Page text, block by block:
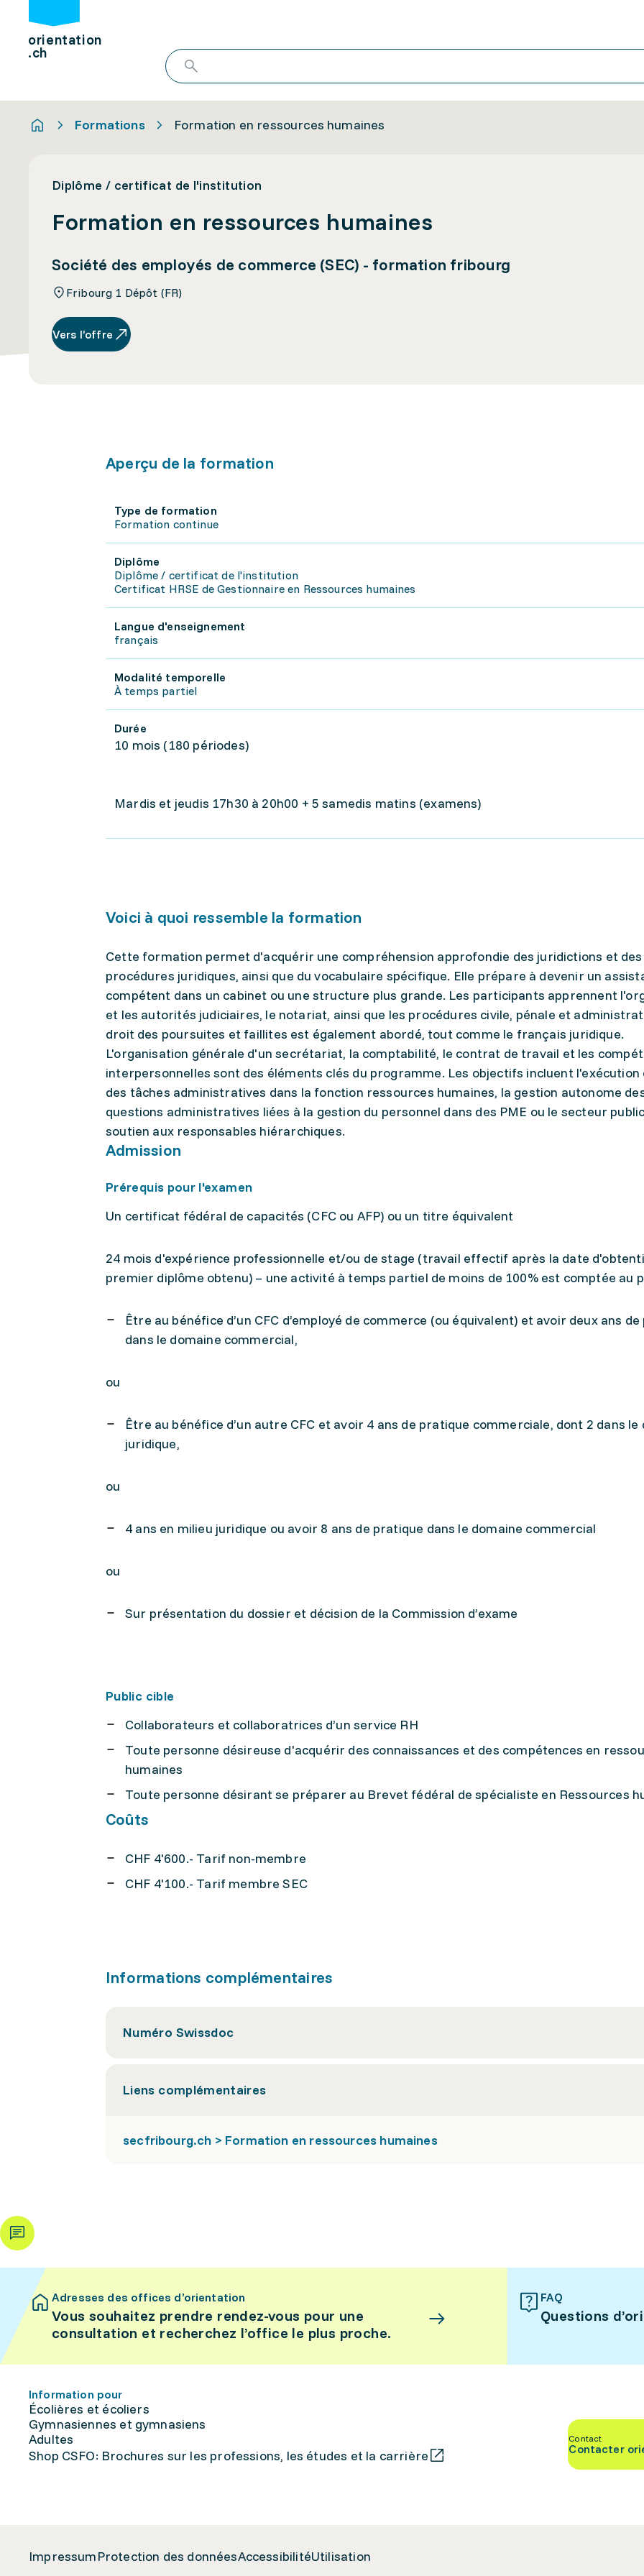
orientation
.ch
Formations Formation en ressources humaines
Diplôme / certificat de l'institution
Formation en ressources humaines
Société des employés de commerce (SEC) - formation fribourg
Fribourg 1 Dépôt (FR)
Vers l’offre
Aperçu de la formation
Type de formation
Formation continue
Diplôme
Diplôme / certificat de l'institution
Certificat HRSE de Gestionnaire en Ressources humaines
Langue d'enseignement
français
Modalité temporelle
À temps partiel
Durée
10 mois (180 périodes)
Mardis et jeudis 17h30 à 20h00 + 5 samedis matins (examens)
Voici à quoi ressemble la formation
Cette formation permet d'acquérir une compréhension approfondie des juridictions et des
procédures juridiques, ainsi que du vocabulaire spécifique. Elle prépare à devenir un
compétent dans un cabinet ou une structure plus grande. Les participants apprennent
et les autorités judiciaires, le notariat, ainsi que les procédures civile, pénale et
droit des poursuites et faillites est également abordé, tout comme le français juridique.
L'organisation générale d'un secrétariat, la comptabilité, le contrat de travail et les
interpersonnelles sont des éléments clés du programme. Les objectifs incluent l'exécution
des tâches administratives dans la fonction ressources humaines, la gestion autonome
questions administratives liées à la gestion du personnel dans des PME ou le secteur
soutien aux responsables hiérarchiques.
Admission
Prérequis pour l'examen
Un certificat fédéral de capacités (CFC ou AFP) ou un titre équivalent
24 mois d'expérience professionnelle et/ou de stage (travail effectif après la date
premier diplôme obtenu) – une activité à temps partiel de moins de 100% est comptée au
Être au bénéfice d’un CFC d’employé de commerce (ou équivalent) et avoir deux ans
dans le domaine commercial,
ou
Être au bénéfice d’un autre CFC et avoir 4 ans de pratique commerciale, dont 2 dans le
juridique,
ou
4 ans en milieu juridique ou avoir 8 ans de pratique dans le domaine commercial
ou
Sur présentation du dossier et décision de la Commission d’exame
Public cible
Collaborateurs et collaboratrices d’un service RH
Toute personne désireuse d'acquérir des connaissances et des compétences en
humaines
Toute personne désirant se préparer au Brevet fédéral de spécialiste en Ressources
Coûts
CHF 4'600.- Tarif non-membre
CHF 4'100.- Tarif membre SEC
Informations complémentaires
Numéro Swissdoc
Liens complémentaires
secfribourg.ch > Formation en ressources humaines
Adresses des offices d’orientation
Vous souhaitez prendre rendez-vous pour une
consultation et recherchez l’office le plus proche.
FAQ
Questions
Information pour
Écolières et écoliers
Gymnasiennes et gymnasiens
Adultes
Shop CSFO: Brochures sur les professions, les études et la carrière
Contact
Contacter
ImpressumProtection des donnéesAccessibilitéUtilisation